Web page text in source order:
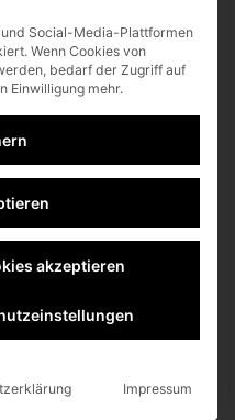
11. Oktober
und
3. November
und
und
und
bald
Social-Media-Plattformen
Wenn Cookies von
bedarf der Zugriff auf
Einwilligung mehr.
akzeptieren
Impressum